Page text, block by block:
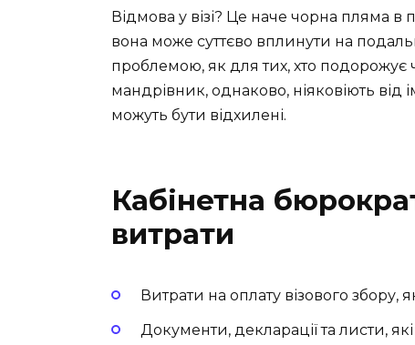
Відмова у візі? Це наче чорна пляма в
вона може суттєво вплинути на
проблемою, як для тих, хто подорожує
мандрівник, однаково, ніяковіють від
можуть бути відхилені.
Кабінетна
витрати
Витрати на оплату візового збору,
Документи, декларації та листи,